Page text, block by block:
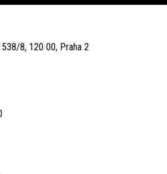
8, 120 00, Praha 2